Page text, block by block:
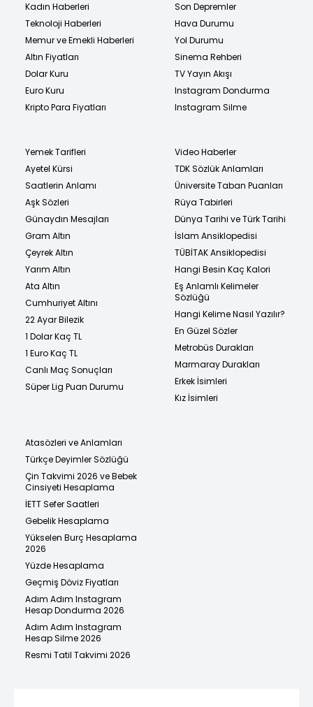
Kadın Haberleri
Teknoloji Haberleri
Memur ve Emekli Haberleri
Altın Fiyatları
Dolar Kuru
Euro Kuru
Kripto Para Fiyatları
Son Depremler
Hava Durumu
Yol Durumu
Sinema Rehberi
TV Yayın Akışı
Instagram Dondurma
Instagram Silme
Yemek Tarifleri
Ayetel Kürsi
Saatlerin Anlamı
Aşk Sözleri
Günaydın Mesajları
Gram Altın
Çeyrek Altın
Yarım Altın
Ata Altın
Cumhuriyet Altını
22 Ayar Bilezik
1 Dolar Kaç TL
1 Euro Kaç TL
Canlı Maç Sonuçları
Süper Lig Puan Durumu
Video Haberler
TDK Sözlük Anlamları
Üniversite Taban Puanları
Rüya Tabirleri
Dünya Tarihi ve Türk Tarihi
İslam Ansiklopedisi
TÜBİTAK Ansiklopedisi
Hangi Besin Kaç Kalori
Eş Anlamlı Kelimeler
Sözlüğü
Hangi Kelime Nasıl Yazılır?
En Güzel Sözler
Metrobüs Durakları
Marmaray Durakları
Erkek İsimleri
Kız İsimleri
Atasözleri ve Anlamları
Türkçe Deyimler Sözlüğü
Çin Takvimi 2026 ve Bebek
Cinsiyeti Hesaplama
İETT Sefer Saatleri
Gebelik Hesaplama
Yükselen Burç Hesaplama
2026
Yüzde Hesaplama
Geçmiş Döviz Fiyatları
Adım Adım Instagram
Hesap Dondurma 2026
Adım Adım Instagram
Hesap Silme 2026
Resmi Tatil Takvimi 2026